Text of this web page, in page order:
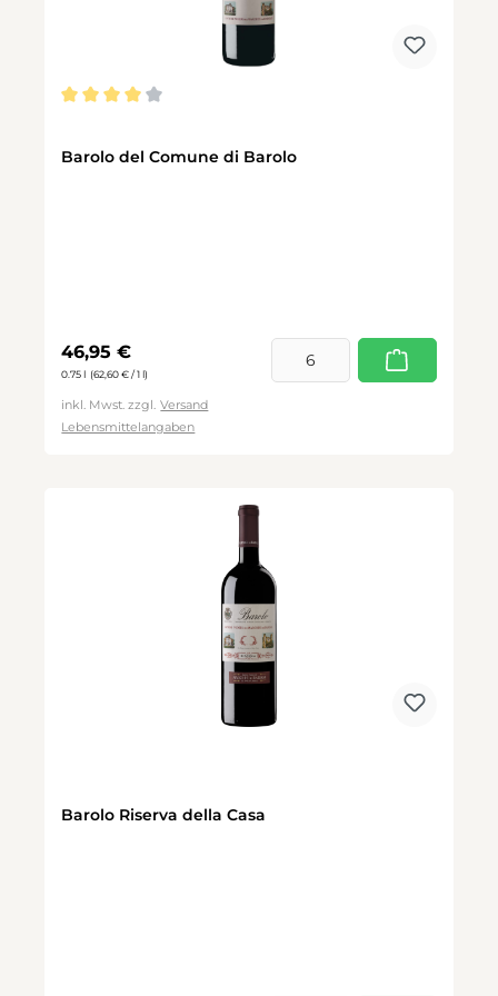
Barolo del Comune di Barolo
Regulärer Preis:
46,95 €
0.75 l (62,60 € / 1 l)
inkl. Mwst. zzgl. Versand
Lebensmittelangaben
Barolo Riserva della Casa